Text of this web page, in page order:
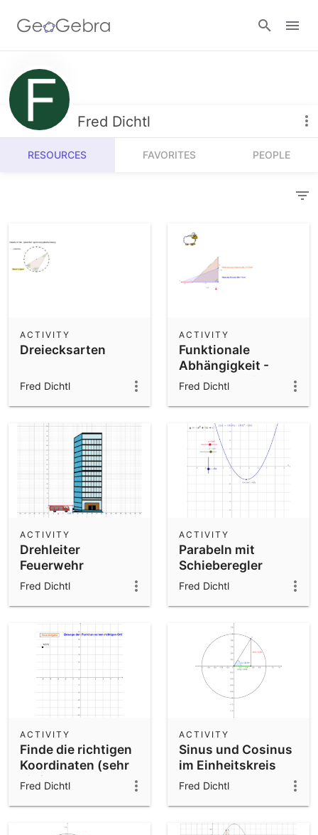
Resources
Number Sense
Algebra
Operations
Community Resources
Calculators
Geometry
App Downloads
Get started with the GeoGebra Apps
Fred Dichtl
RESOURCES FAVORITES PEOPLE
Dreiecksarten
ACTIVITY
Fred Dichtl
Funktionale
Abhängigkeit -
Dreieck verlängern
ACTIVITY
Fred Dichtl
Drehleiter
Feuerwehr
Pythagoras
ACTIVITY
Fred Dichtl
Parabeln mit
Schieberegler
ACTIVITY
Fred Dichtl
Finde die richtigen
Koordinaten (sehr
einfach)!
ACTIVITY
Fred Dichtl
Sinus und Cosinus
im Einheitskreis
ACTIVITY
Fred Dichtl